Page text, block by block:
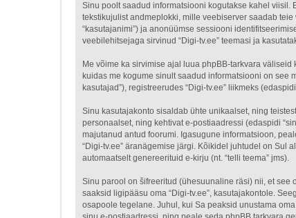
Sinu poolt saadud informatsiooni kogutakse kahel viisil.
tekstikujulist andmeplokki, mille veebiserver saadab
“kasutajanimi”) ja anonüümse sessiooni
veebilehitsejaga sirvinud “Digi-tv.ee” teemasi ja
Me võime ka sirvimise ajal luua phpBB-tarkvara
kuidas me kogume sinult saadud informatsiooni on see
kasutajad”), registreerudes “Digi-tv.ee” liikmeks
Sinu kasutajakonto sisaldab ühte unikaalset, ning
personaalset, ning kehtivat e-postiaadressi (edaspidi
majutanud antud foorumi. Igasugune informatsioon,
“Digi-tv.ee” äranägemise järgi. Kõikidel juhtudel on Sul
automaatselt genereerituid e-kirju (nt. “telli teema” jms).
Sinu parool on šifreeritud (ühesuunaline räsi) nii, et see
saaksid ligipääsu oma “Digi-tv.ee”, kasutajakontole.
osapoole tegelane. Juhul, kui Sa peaksid unustama